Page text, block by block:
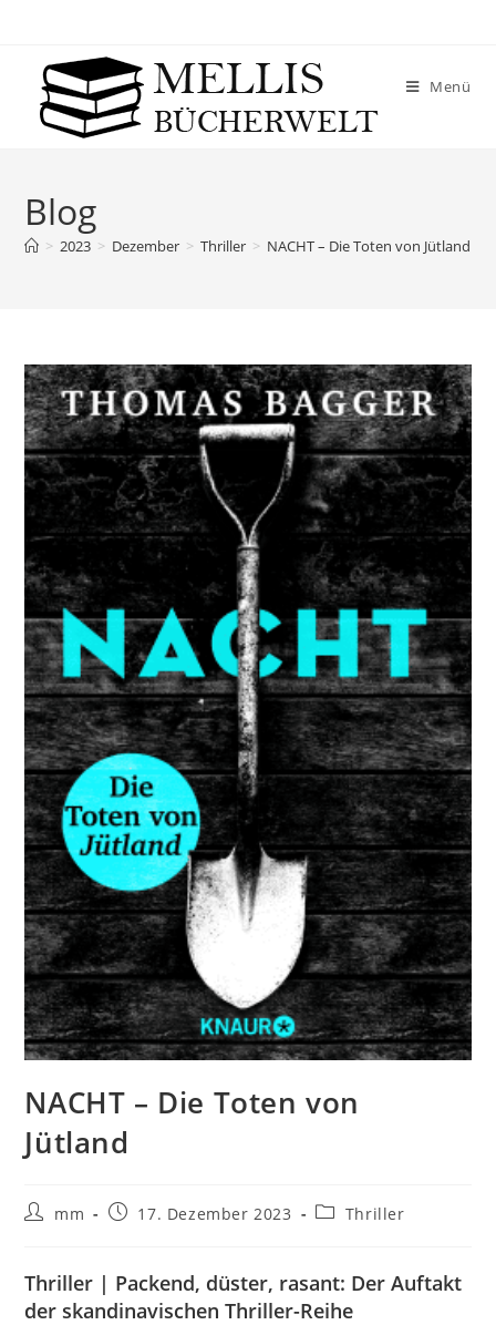
Menü
Blog
> 2023 > Dezember > Thriller > NACHT – Die Toten von Jütland
NACHT – Die Toten von
Jütland
mm 17. Dezember 2023 Thriller
Thriller | Packend, düster, rasant: Der Auftakt
der skandinavischen Thriller-Reihe